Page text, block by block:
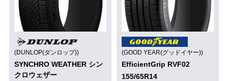
(DUNLOP(ダンロップ))
SYNCHRO WEATHER シン
クロウェザー
(GOOD YEAR(グッドイヤー))
EfficientGrip RVF02
155/65R14